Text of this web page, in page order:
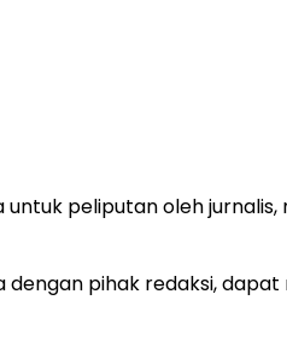
peliputan oleh jurnalis,
pihak redaksi,